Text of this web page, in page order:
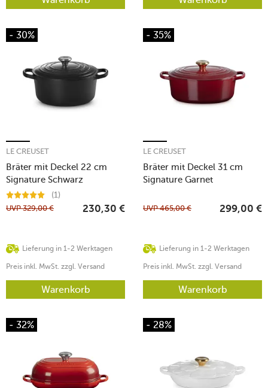
- 30%
Bräter mit Deckel 22 cm
Signature Schwarz
LE CREUSET
(1)
Lieferung in 1-2 Werktagen
UVP329,00 € 230,30 €
Preis inkl. MwSt. zzgl. Versand
Warenkorb
- 35%
Bräter mit Deckel 31 cm
Signature Garnet
LE CREUSET
Lieferung in 1-2 Werktagen
UVP465,00 € 299,00 €
Preis inkl. MwSt. zzgl. Versand
Warenkorb
- 32% - 28%